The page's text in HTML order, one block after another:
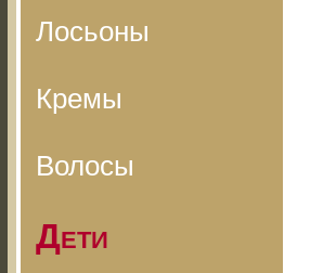
Лосьоны
Кремы
Волосы
Дети